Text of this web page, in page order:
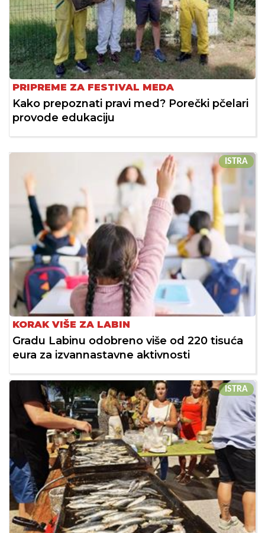
PRIPREME ZA FESTIVAL MEDA
Kako prepoznati pravi med? Porečki pčelari
provode edukaciju
ISTRA
KORAK VIŠE ZA LABIN
Gradu Labinu odobreno više od 220 tisuća
eura za izvannastavne aktivnosti
ISTRA